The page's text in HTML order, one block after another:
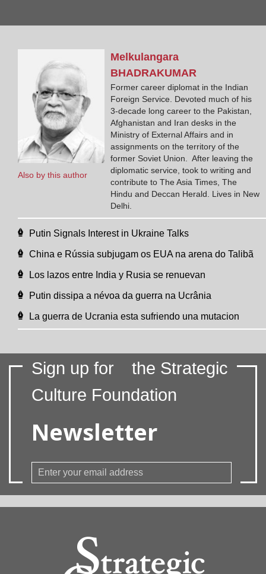
Also by this author
Melkulangara
BHADRAKUMAR
Former career diplomat in the Indian
Foreign Service. Devoted much of his
3-decade long career to the Pakistan,
Afghanistan and Iran desks in the
Ministry of External Affairs and in
assignments on the territory of the
former Soviet Union. After leaving the
diplomatic service, took to writing and
contribute to The Asia Times, The
Hindu and Deccan Herald. Lives in New
Delhi.
Putin Signals Interest in Ukraine Talks
China e Rússia subjugam os EUA na arena do Talibã
Los lazos entre India y Rusia se renuevan
Putin dissipa a névoa da guerra na Ucrânia
La guerra de Ucrania esta sufriendo una mutacion
Sign up for
the Strategic
Culture Foundation
Newsletter